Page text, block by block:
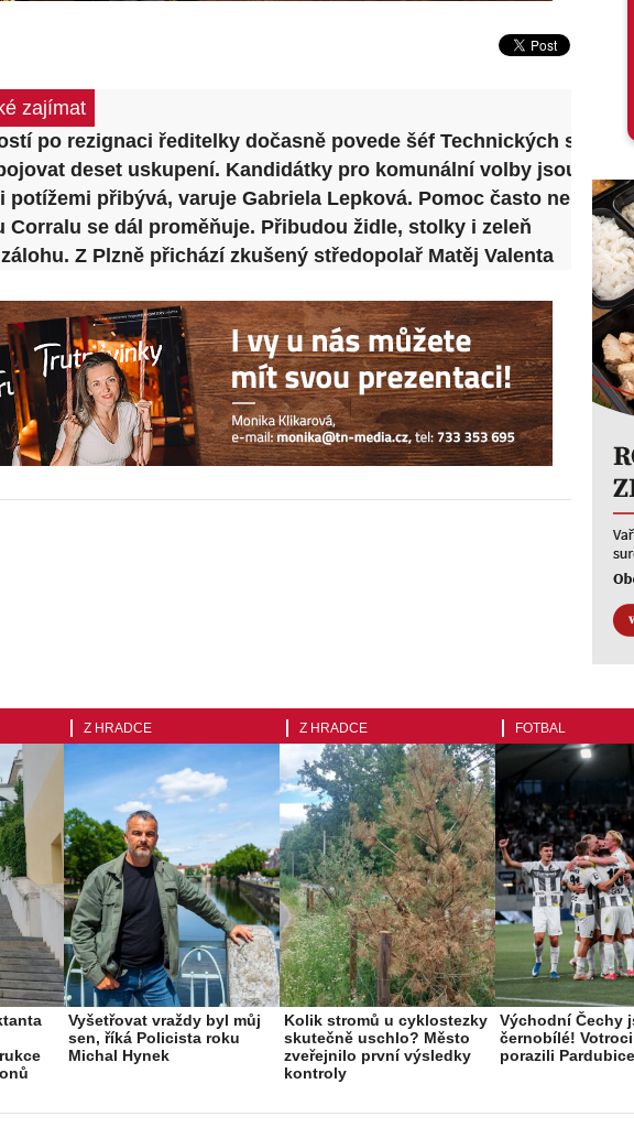
zajímat
po rezignaci ředitelky dočasně povede šéf Technických služeb
deset uskupení. Kandidátky pro komunální volby jsou
potížemi přibývá, varuje Gabriela Lepková. Pomoc často
Corralu se dál proměňuje. Přibudou židle, stolky i zeleň
Z Plzně přichází zkušený středopolař Matěj Valenta
Z HRADCE
Vyšetřovat vraždy byl můj
sen, říká Policista roku
Michal Hynek
Z HRADCE
Kolik stromů u cyklostezky
skutečně uschlo? Město
zveřejnilo první výsledky
kontroly
FOTBAL
Východní Čechy
černobílé!
porazili